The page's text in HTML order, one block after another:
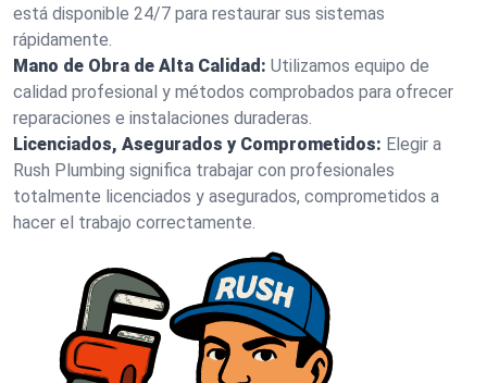
está disponible 24/7 para restaurar sus sistemas
rápidamente.
Mano de Obra de Alta Calidad: Utilizamos equipo de
calidad profesional y métodos comprobados para ofrecer
reparaciones e instalaciones duraderas.
Licenciados, Asegurados y Comprometidos: Elegir a
Rush Plumbing significa trabajar con profesionales
totalmente licenciados y asegurados, comprometidos a
hacer el trabajo correctamente.